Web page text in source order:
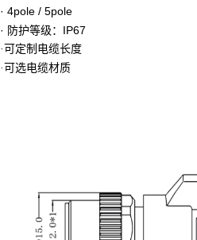
· 4pole / 5pole
· 防护等级：IP67
·可定制电缆长度
·可选电缆材质